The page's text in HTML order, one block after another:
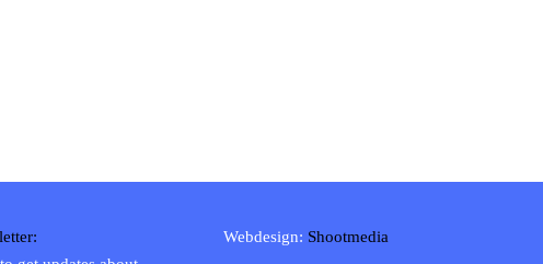
Webdesign: Shootmedia